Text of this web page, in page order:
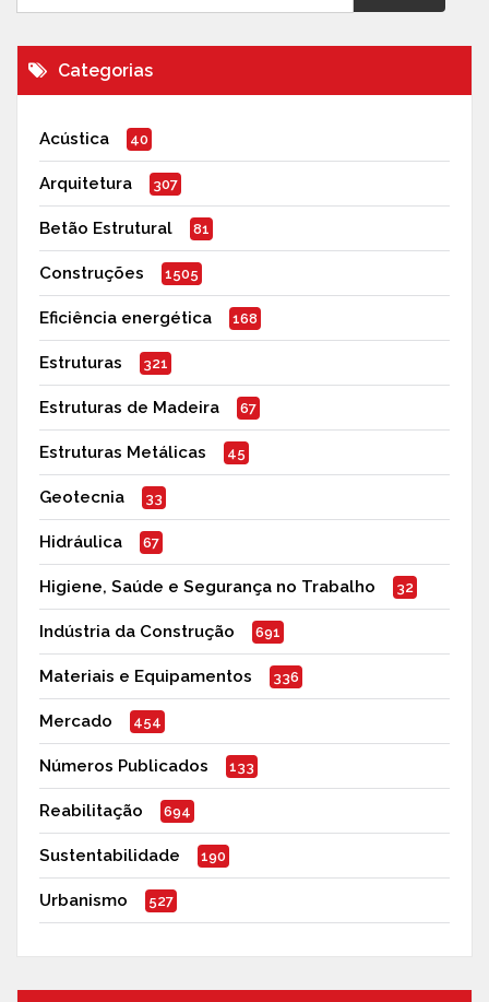
Categorias
Acústica 40
Arquitetura 307
Betão Estrutural 81
Construções 1505
Eficiência energética 168
Estruturas 321
Estruturas de Madeira 67
Estruturas Metálicas 45
Geotecnia 33
Hidráulica 67
Higiene, Saúde e Segurança no Trabalho 32
Indústria da Construção 691
Materiais e Equipamentos 336
Mercado 454
Números Publicados 133
Reabilitação 694
Sustentabilidade 190
Urbanismo 527